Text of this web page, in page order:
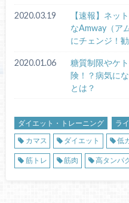
2020.03.19
【速報】ネッ
なAmway（ア
にチェンジ！
2020.01.06
糖質制限やケ
険！？病気に
とは？
ダイエット・トレーニング
ラ
カマス
ダイエット 低
筋トレ 筋肉 高タンパ